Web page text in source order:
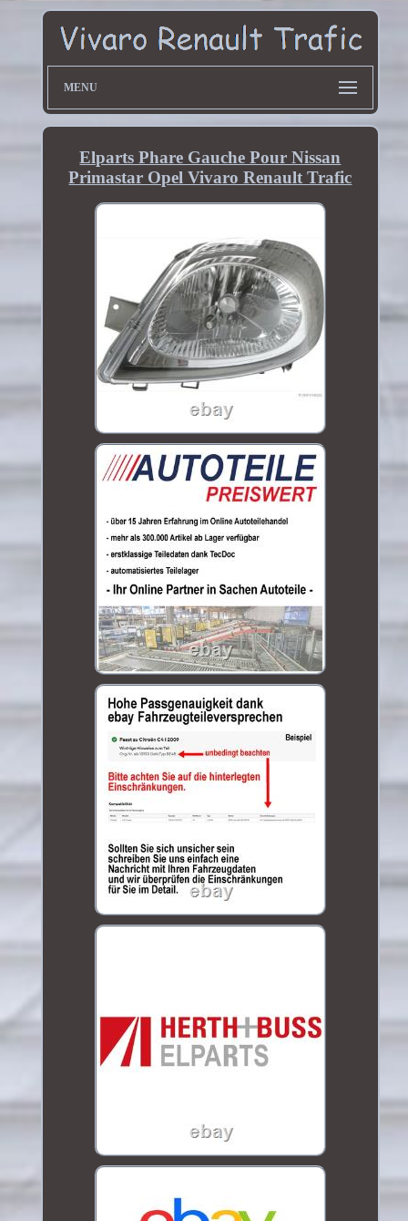
MENU
Elparts Phare Gauche Pour Nissan
Primastar Opel Vivaro Renault Trafic